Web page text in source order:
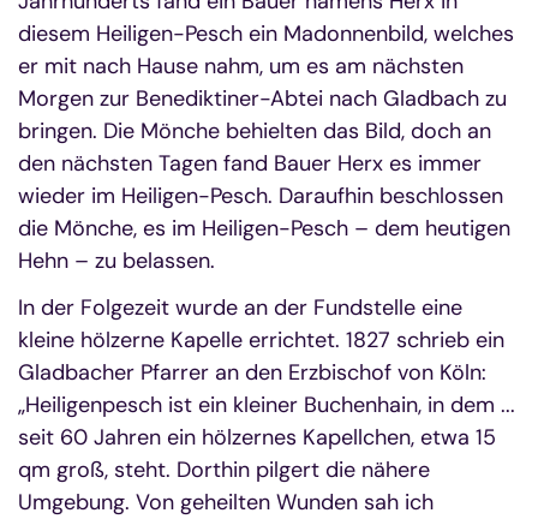
diesem Heiligen-Pesch ein Madonnenbild, welches
er mit nach Hause nahm, um es am nächsten
Morgen zur Benediktiner-Abtei nach Gladbach zu
bringen. Die Mönche behielten das Bild, doch an
den nächsten Tagen fand Bauer Herx es immer
wieder im Heiligen-Pesch. Daraufhin beschlossen
die Mönche, es im Heiligen-Pesch – dem heutigen
Hehn – zu belassen.
In der Folgezeit wurde an der Fundstelle eine
kleine hölzerne Kapelle errichtet. 1827 schrieb ein
Gladbacher Pfarrer an den Erzbischof von Köln:
„Heiligenpesch ist ein kleiner Buchenhain, in dem ...
seit 60 Jahren ein hölzernes Kapellchen, etwa 15
qm groß, steht. Dorthin pilgert die nähere
Umgebung. Von geheilten Wunden sah ich